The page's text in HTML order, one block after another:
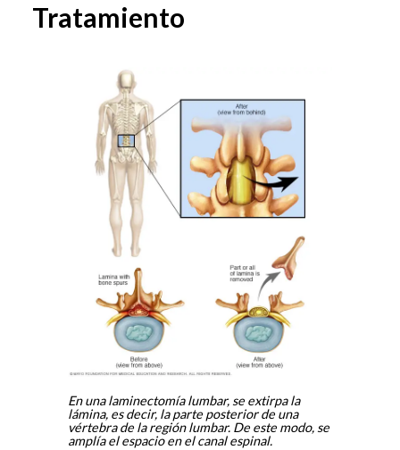
Tratamiento
En una laminectomía lumbar, se extirpa la
lámina, es decir, la parte posterior de una
vértebra de la región lumbar. De este modo, se
amplía el espacio en el canal espinal.